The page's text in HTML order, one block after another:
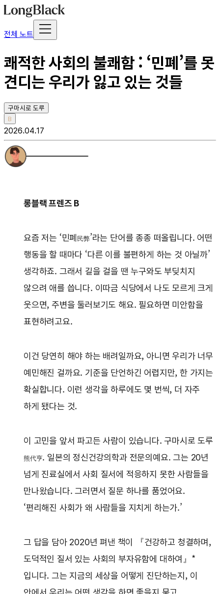
전체 노트
쾌적한 사회의 불쾌함 : ‘민폐’를 못
견디는 우리가 잃고 있는 것들
구마시로 도루
B
2026.04.17
롱블랙 프렌즈 B
요즘 저는 ‘민폐 民弊’라는 단어를 종종 떠올립니다. 어떤
행동을 할 때마다 ‘다른 이를 불편하게 하는 것 아닐까’
생각하죠. 그래서 길을 걸을 땐 누구와도 부딪치지
않으려 애를 씁니다. 이따금 식당에서 나도 모르게 크게
웃으면, 주변을 둘러보기도 해요. 필요하면 미안함을
표현하려고요.
이건 당연히 해야 하는 배려일까요, 아니면 우리가 너무
예민해진 걸까요. 기준을 단언하긴 어렵지만, 한 가지는
확실합니다. 이런 생각을 하루에도 몇 번씩, 더 자주
하게 됐다는 것.
이 고민을 앞서 파고든 사람이 있습니다. 구마시로 도루
熊代亨. 일본의 정신건강의학과 전문의예요. 그는 20년
넘게 진료실에서 사회 질서에 적응하지 못한 사람들을
만나왔습니다. 그러면서 질문 하나를 품었어요.
‘편리해진 사회가 왜 사람들을 지치게 하는가.’
그 답을 담아 2020년 펴낸 책이 『건강하고 청결하며,
도덕적인 질서 있는 사회의 부자유함에 대하여』*
입니다. 그는 지금의 세상을 어떻게 진단하는지, 이